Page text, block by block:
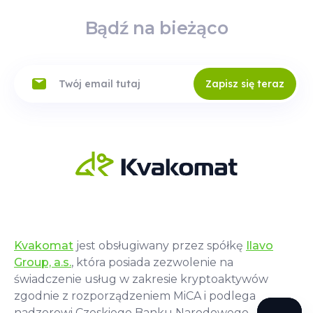
Bądź na bieżąco
Zapisz się teraz
Kvakomat jest obsługiwany przez spółkę Ilavo
Group, a.s., która posiada zezwolenie na
świadczenie usług w zakresie kryptoaktywów
zgodnie z rozporządzeniem MiCA i podlega